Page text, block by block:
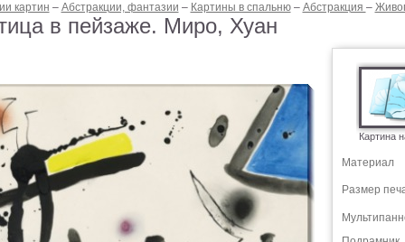
картин – Абстракции, фантазии – Картины в спальню – Абстракция –
в пейзаже. Миро, Хуан
Картина
Материал
Размер